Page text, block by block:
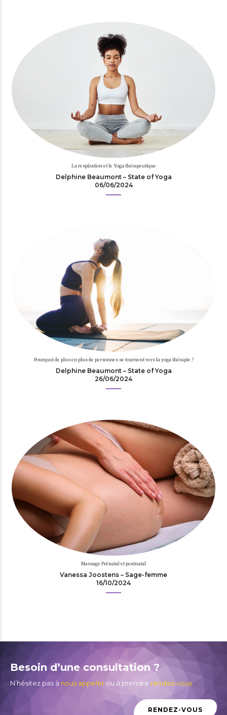
La respiration et le Yoga thérapeutique
Delphine Beaumont – State of Yoga
06/06/2024
Pourquoi de plus en plus de personnes se tournent vers la yoga thérapie ?
Delphine Beaumont – State of Yoga
26/06/2024
Massage Prénatal et postnatal
Vanessa Joostens – Sage-femme
16/10/2024
Besoin d’une consultation ?
N’hésitez pas à nous appeler ou à prendre rendez-vous.
RENDEZ-VOUS